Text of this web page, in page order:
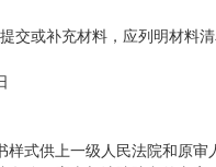
交或补充材料，应列明材料
样式供上一级人民法院和原审